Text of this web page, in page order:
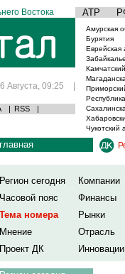
Востока АТР
Августа, 09:25 |
| RSS |
Амурская
Бурятия
Еврейская
Чукотский
главная
Регион сегодня
Компании
Часовой пояс
Финансы
Тема номера
Рынки
Мнение
Отрасль
Проект ДК
Инновации